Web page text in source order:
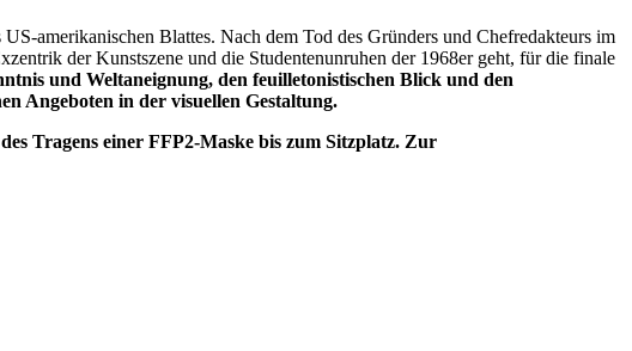
amerikanischen Blattes. Nach dem Tod des Gründers und Chefredakteurs im
der Kunstszene und die Studentenunruhen der 1968er geht, für die finale
und Weltaneignung, den feuilletonistischen Blick und den
Angeboten in der visuellen Gestaltung.
Tragens einer FFP2-Maske bis zum Sitzplatz. Zur